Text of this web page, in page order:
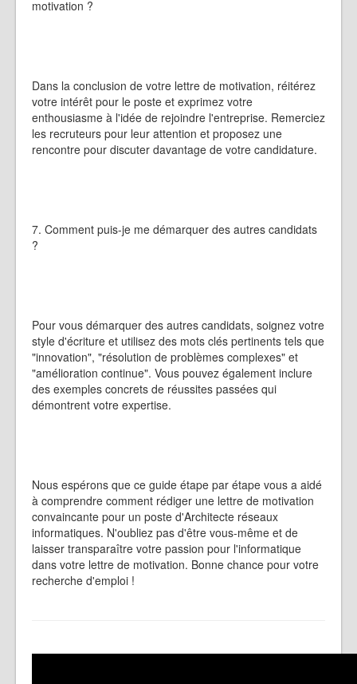
motivation ?
Dans la conclusion de votre lettre de motivation, réitérez
votre intérêt pour le poste et exprimez votre
enthousiasme à l'idée de rejoindre l'entreprise. Remerciez
les recruteurs pour leur attention et proposez une
rencontre pour discuter davantage de votre candidature.
7. Comment puis-je me démarquer des autres candidats
?
Pour vous démarquer des autres candidats, soignez votre
style d'écriture et utilisez des mots clés pertinents tels que
"innovation", "résolution de problèmes complexes" et
"amélioration continue". Vous pouvez également inclure
des exemples concrets de réussites passées qui
démontrent votre expertise.
Nous espérons que ce guide étape par étape vous a aidé
à comprendre comment rédiger une lettre de motivation
convaincante pour un poste d'Architecte réseaux
informatiques. N'oubliez pas d'être vous-même et de
laisser transparaître votre passion pour l'informatique
dans votre lettre de motivation. Bonne chance pour votre
recherche d'emploi !